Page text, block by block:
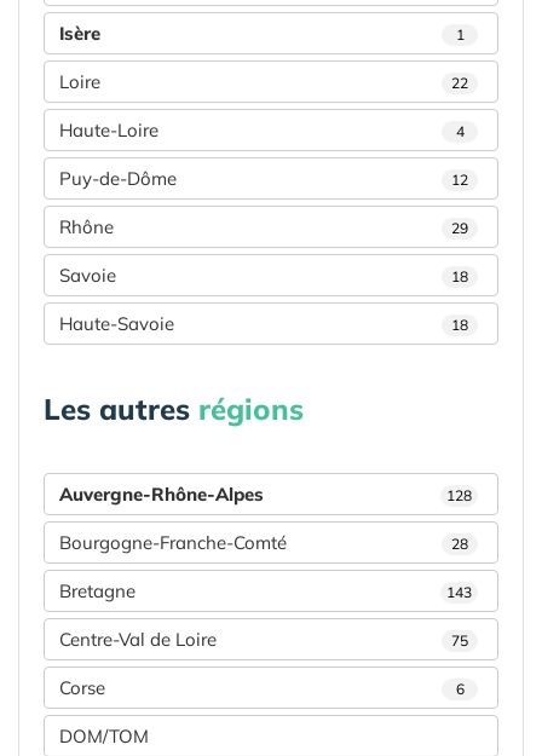
Isère 1
Loire 22
Haute-Loire 4
Puy-de-Dôme 12
Rhône 29
Savoie 18
Haute-Savoie 18
Les autres régions
Auvergne-Rhône-Alpes 128
Bourgogne-Franche-Comté 28
Bretagne 143
Centre-Val de Loire 75
Corse 6
DOM/TOM